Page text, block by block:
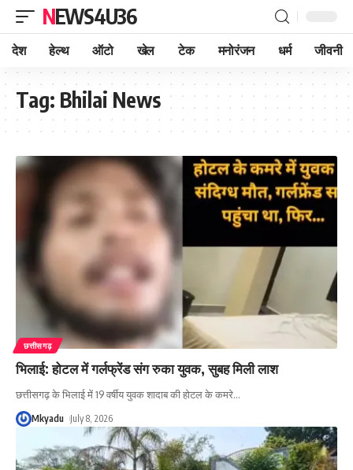
NEWS4U36
देश हेल्थ ऑटो खेल टेक मनोरंजन धर्म जीवनी
Tag: Bhilai News
छत्तीसगढ़
भिलाई: होटल में गर्लफ्रेंड संग रुका युवक, सुबह मिली लाश
छत्तीसगढ़ के भिलाई में 19 वर्षीय युवक शादाब की होटल के कमरे…
Mkyadu July 8, 2026